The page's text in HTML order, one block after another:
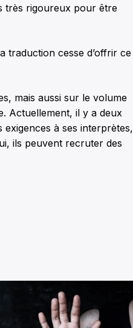
très rigoureux pour être
traduction cesse d’offrir ce
mais aussi sur le volume
Actuellement, il y a deux
à ses interprètes,
ils peuvent recruter des